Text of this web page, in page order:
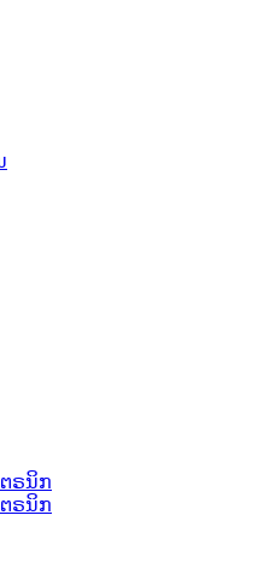
ຕຣນິກ
ຕຣນິກ